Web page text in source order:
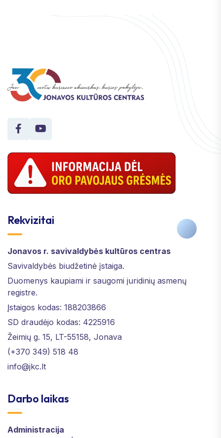
Rekvizitai
Jonavos r. savivaldybės kultūros centras
Savivaldybės biudžetinė įstaiga.
Duomenys kaupiami ir saugomi juridinių asmenų
registre.
Įstaigos kodas: 188203866
SD draudėjo kodas: 4225916
Žeimių g. 15, LT-55158, Jonava
(+370 349) 518 48
info@jkc.lt
Darbo laikas
Administracija